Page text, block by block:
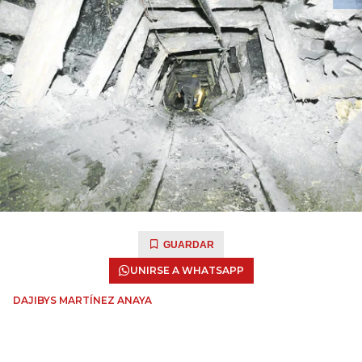
GUARDAR
UNIRSE A WHATSAPP
DAJIBYS MARTÍNEZ ANAYA